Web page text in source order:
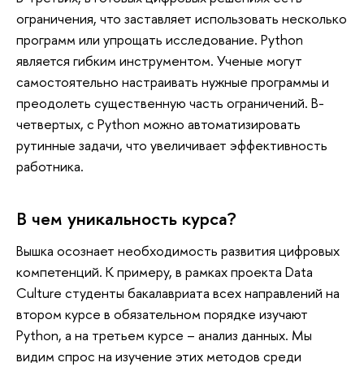
ограничения, что заставляет использовать несколько
программ или упрощать исследование. Python
является гибким инструментом. Ученые могут
самостоятельно настраивать нужные программы и
преодолеть существенную часть ограничений. В-
четвертых, с Python можно автоматизировать
рутинные задачи, что увеличивает эффективность
работника.
В чем уникальность курса?
Вышка осознает необходимость развития цифровых
компетенций. К примеру, в рамках проекта Data
Culture студенты бакалавриата всех направлений на
втором курсе в обязательном порядке изучают
Python, а на третьем курсе – анализ данных. Мы
видим спрос на изучение этих методов среди